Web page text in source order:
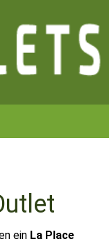
ein La Place